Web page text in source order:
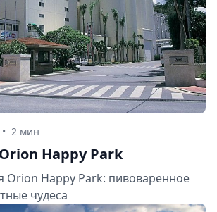
• 2 мин
Happy Park
Orion Happy Park: пивоваренное
чудеса